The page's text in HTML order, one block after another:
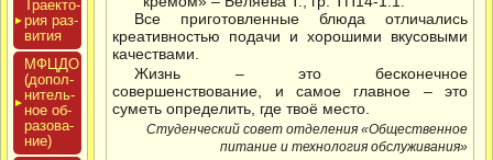
Тра­ек­то­
рия раз­
ви­тия
МФЦДО
(до­пол­
ни­тель­
ное об­
ра­зова­
ние)
Все приготовленные блюда отличались
креативностью подачи и хорошими вкусовыми
качествами.
Жизнь – это бесконечное
совершенствование, и самое главное – это
суметь определить, где твоё место.
Студенческий совет отделения «Общественное
питание и технология обслуживания»